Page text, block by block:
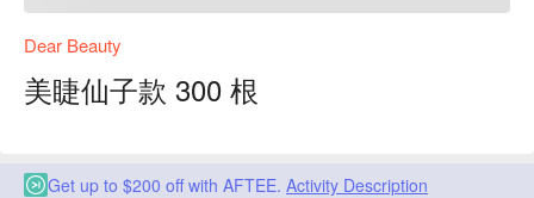
Dear Beauty
美睫仙子款 300 根
Get up to $200 off with AFTEE. Activity Description